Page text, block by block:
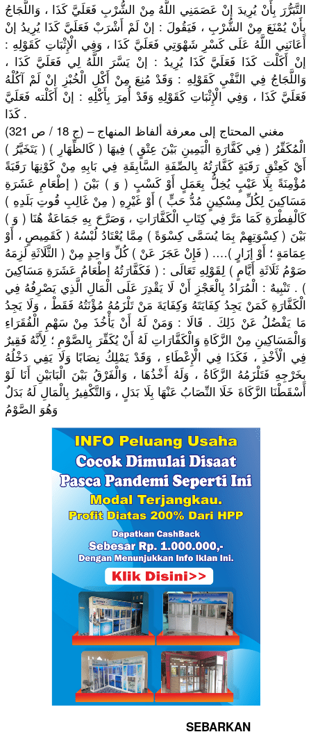
التَّبَرُّرَ بِأَنْ يُرِيدَ إنْ عَصَمَنِي اللَّهُ مِنْ الشُّرْبِ فَعَلَيَّ كَذَا ، وَاللَّجَاجُ
بِأَنْ يُمْنَعَ مِنْ الشُّرْبِ ، فَيَقُولَ : إنْ لَمْ أَشْرَبْ فَعَلَيَّ كَذَا يُرِيدُ إنْ
أَعَانَنِي اللَّهُ عَلَى كَسْرِ شَهْوَتِي فَعَلَيَّ كَذَا ، وَفِي الْإِثْبَاتِ كَقَوْلِهِ :
إنْ أَكَلْت كَذَا فَعَلَيَّ كَذَا يُرِيدُ : إنْ يَسَّرَ اللَّهُ لِي فَعَلَيَّ كَذَا ،
وَاللَّجَاجُ فِي النَّفْيِ كَقَوْلِهِ : وَقَدْ مُنِعَ مِنْ أَكْلِ الْخُبْزِ إنْ لَمْ آكُلْهُ
فَعَلَيَّ كَذَا ، وَفِي الْإِثْبَاتِ كَقَوْلِهِ وَقَدْ أُمِرَ بِأَكْلِهِ : إنْ أَكَلْته فَعَلَيَّ
كَذَا .
مغني المحتاج إلى معرفة ألفاظ المنهاج – (ج 18 / ص 321)
( يَتَخَيَّرُ ) الْمُكَفِّرُ ( فِي كَفَّارَةِ الْيَمِينِ بَيْنَ عِتْقٍ ) فِيهَا ( كَالظِّهَارِ )
أَيْ كَعِتْقِ رَقَبَةٍ كَفَّارَتُهُ بِالصِّفَةِ السَّابِقَةِ فِي بَابِهِ مِنْ كَوْنِهَا رَقَبَةً
مُؤْمِنَةً بِلَا عَيْبٍ يُخِلُّ بِعَمَلٍ أَوْ كَسْبٍ ( وَ ) بَيْنَ ( إطْعَامِ عَشَرَةِ
مَسَاكِينَ لِكُلِّ مِسْكِينٍ مُدُّ حَبٍّ ) أَوْ غَيْرِهِ ( مِنْ غَالِبِ قُوتِ بَلَدِهِ )
كَالْفِطْرَةِ كَمَا مَرَّ فِي كِتَابِ الْكَفَّارَاتِ ، وَصَرَّحَ بِهِ جَمَاعَةٌ هُنَا ( وَ )
بَيْنَ ( كِسْوَتِهِمْ بِمَا يُسَمَّى كِسْوَةً ) مِمَّا يُعْتَادُ لُبْسُهُ ( كَقَمِيصٍ ، أَوْ
عِمَامَةٍ ؛ أَوْ إزَارٍ )…. ( فَإِنْ عَجَزَ عَنْ ) كُلِّ وَاحِدٍ مِنْ ( الثَّلَاثَةِ لَزِمَهُ
صَوْمُ ثَلَاثَةِ أَيَّامٍ ) لِقَوْلِهِ تَعَالَى : ( فَكَفَّارَتُهُ إطْعَامُ عَشَرَةِ مَسَاكِينَ
) . تَنْبِيهٌ : الْمُرَادُ بِالْعَجْزِ أَنْ لَا يَقْدِرَ عَلَى الْمَالِ الَّذِي يَصْرِفُهُ فِي
الْكَفَّارَةِ كَمَنْ يَجِدُ كِفَايَتَهُ وَكِفَايَةَ مَنْ تَلْزَمُهُ مُؤْنَتُهُ فَقَطْ ، وَلَا يَجِدُ
مَا يَفْضُلُ عَنْ ذَلِكَ . قَالَا : وَمَنْ لَهُ أَنْ يَأْخُذَ مِنْ سَهْمِ الْفُقَرَاءِ
وَالْمَسَاكِينِ مِنْ الزَّكَاةِ وَالْكَفَّارَات ِ لَهُ أَنْ يُكَفِّرَ بِالصَّوْمِ ؛ لِأَنَّهُ فَقِيرٌ
فِي الْأَخْذِ ، فَكَذَا فِي الْإِعْطَاءِ ، وَقَدْ يَمْلِكُ نِصَابًا وَلَا يَفِي دَخْلُهُ
بِخَرْجِهِ فَتَلْزَمُهُ الزَّكَاةُ ، وَلَهُ أَخْذُهَا ، وَالْفَرْقُ بَيْنَ الْبَابَيْنِ أَنَا لَوْ
أَسْقَطْنَا الزَّكَاةَ خَلَا النِّصَابُ عَنْهَا بِلَا بَدَلٍ ، وَالتَّكْفِيرُ بِالْمَالِ لَهُ بَدَلٌ
وَهُوَ الصَّوْمُ
SEBARKAN